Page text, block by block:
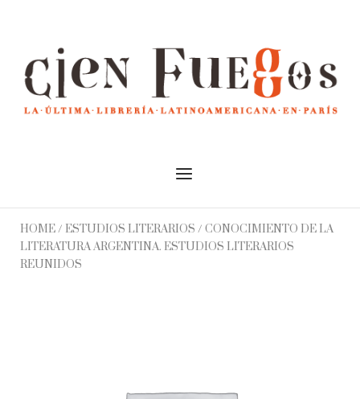
Menu
HOME/ ESTUDIOS LITERARIOS / CONOCIMIENTO DE LA
LITERATURA ARGENTINA. ESTUDIOS LITERARIOS
REUNIDOS